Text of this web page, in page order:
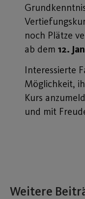
noch Plätze
ab dem 12.
Interessierte
Möglichkeit,
Kurs
und mit
Weitere